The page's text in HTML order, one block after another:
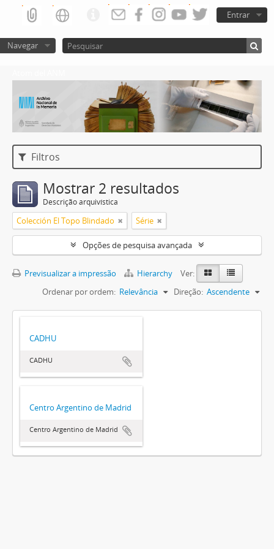
Entrar
Navegar
Filtros
Mostrar 2 resultados
Descrição arquivística
Colección El Topo Blindado Série
Opções de pesquisa avançada
Previsualizar a impressão Hierarchy
Ver:
Ordenar por ordem: Relevância Direção: Ascendente
CADHU
CADHU
Centro Argentino de Madrid
Centro Argentino de Madrid